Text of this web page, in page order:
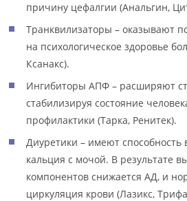
причину цефалгии (Анальгин,
Транквилизаторы – оказывают
на психологическое здоровье
Ксанакс).
Ингибиторы АПФ – расширяют
стабилизируя состояние
профилактики (Тарка, Ренитек).
Диуретики – имеют способность
кальция с мочой. В результате
компонентов снижается АД, и
циркуляция крови (Лазикс,